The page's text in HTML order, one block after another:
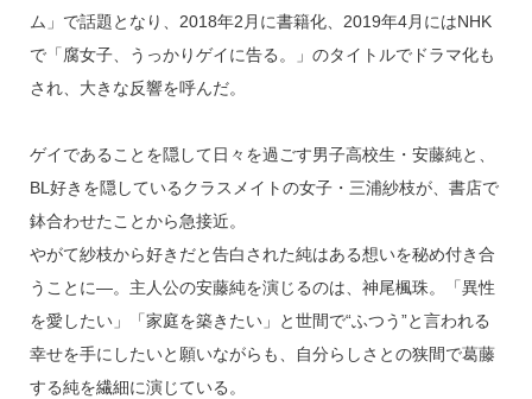
ム」で話題となり、2018年2月に書籍化、2019年4月にはNHK
で「腐女子、うっかりゲイに告る。」のタイトルでドラマ化も
され、大きな反響を呼んだ。
ゲイであることを隠して日々を過ごす男子高校生・安藤純と、
BL好きを隠しているクラスメイトの女子・三浦紗枝が、書店で
鉢合わせたことから急接近。
やがて紗枝から好きだと告白された純はある想いを秘め付き合
うことに―。主人公の安藤純を演じるのは、神尾楓珠。「異性
を愛したい」「家庭を築きたい」と世間で“ふつう”と言われる
幸せを手にしたいと願いながらも、自分らしさとの狭間で葛藤
する純を繊細に演じている。